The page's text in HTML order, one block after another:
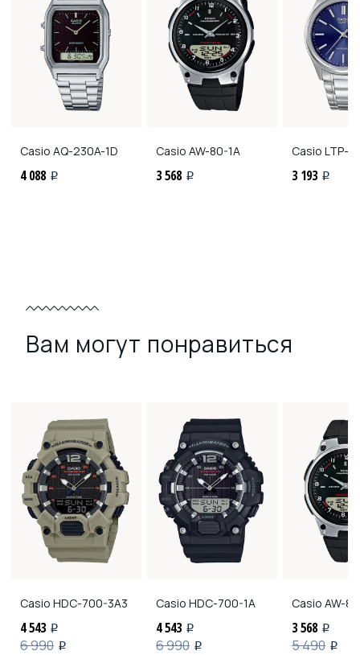
Casio AQ-230A-1D
4 088 i
Casio AW-80-1A
3 568 i
Casio LTP-
3 193 i
Вам могут понравиться
Casio HDC-700-3A3
4 543 i
6 990 i
Casio HDC-700-1A
4 543 i
6 990 i
Casio AW-
3 568 i
5 490 i